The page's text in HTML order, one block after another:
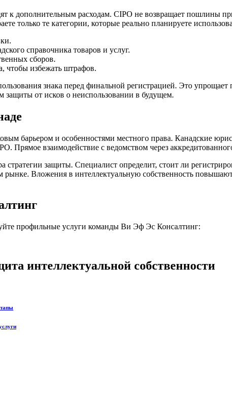
к дополнительным расходам. CIPO не возвращает пошлины
только те категории, которые реально планируете
справочника товаров и услуг.
сборов.
чтобы избежать штрафов.
знака перед финальной регистрацией. Это
защиты от исков о неиспользовании в будущем.
барьером и особенностями местного права. Канадские
взаимодействие с ведомством через
стратегии защиты. Специалист определит, стоит ли
рынке. Вложения в интеллектуальную собственность
профильные услуги команды Ви Эф Эс Консалтинг:
интеллектуальной собственности